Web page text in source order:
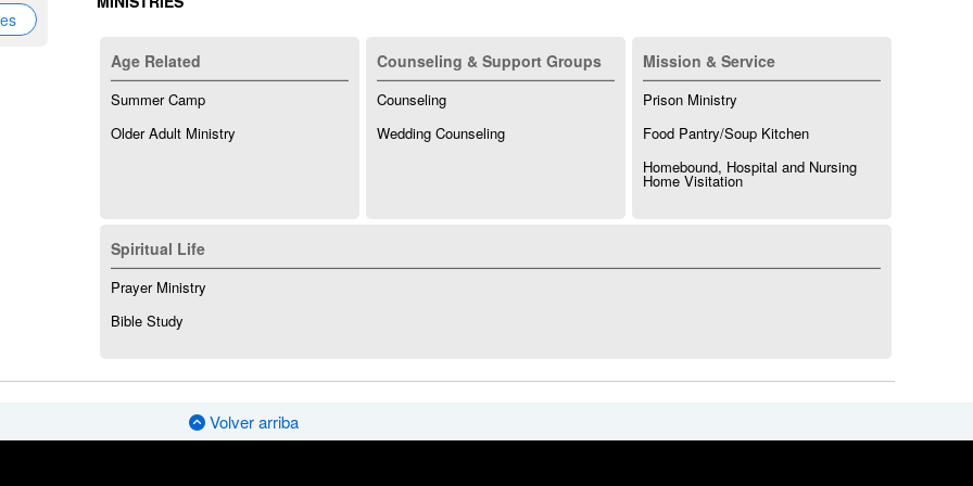
Age Related
Summer Camp
Older Adult Ministry
Counseling & Support Groups
Counseling
Wedding Counseling
Mission & Service
Prison Ministry
Food Pantry/Soup Kitchen
Homebound, Hospital and Nursing
Home Visitation
Spiritual Life
Prayer Ministry
Bible Study
Volver arriba